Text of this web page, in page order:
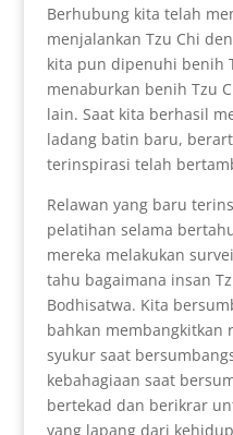
Berhubung kita telah
menjalankan Tzu Chi
kita pun dipenuhi benih
menaburkan benih Tzu
lain. Saat kita berhasil
ladang batin baru,
terinspirasi telah
Relawan yang baru
pelatihan selama
mereka melakukan
tahu bagaimana insan
Bodhisatwa. Kita
bahkan membangkitkan
syukur saat
kebahagiaan saat
bertekad dan berikrar
yang lapang dari